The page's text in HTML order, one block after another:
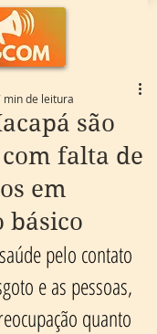
são
falta de
em
básico
min de leitura
pelo contato
e as pessoas,
quanto